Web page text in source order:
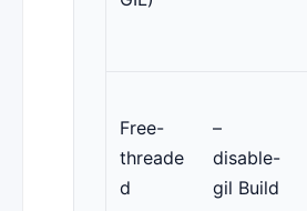
Free-
threade
d
–
disable-
gil Build